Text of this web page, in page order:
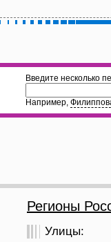
Введите несколько
Например,
Регионы
Улицы: